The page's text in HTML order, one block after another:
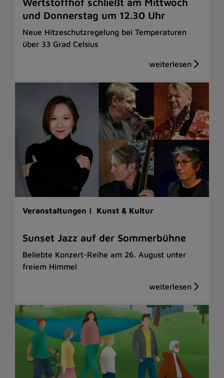
und Donnerstag um 12.30 Uhr
Neue Hitzeschutzregelung bei Temperaturen
über 33 Grad Celsius
Veranstaltungen | Kunst & Kultur
Sunset Jazz auf der Sommerbühne
Beliebte Konzert-Reihe am 26. August unter
freiem Himmel